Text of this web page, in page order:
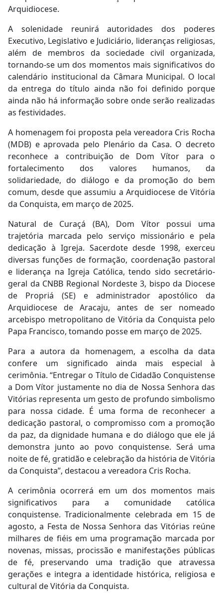
Arquidiocese.
A solenidade reunirá autoridades dos poderes
Executivo, Legislativo e Judiciário, lideranças religiosas,
além de membros da sociedade civil organizada,
tornando-se um dos momentos mais significativos do
calendário institucional da Câmara Municipal. O local
da entrega do título ainda não foi definido porque
ainda não há informação sobre onde serão realizadas
as festividades.
A homenagem foi proposta pela vereadora Cris Rocha
(MDB) e aprovada pelo Plenário da Casa. O decreto
reconhece a contribuição de Dom Vítor para o
fortalecimento dos valores humanos, da
solidariedade, do diálogo e da promoção do bem
comum, desde que assumiu a Arquidiocese de Vitória
da Conquista, em março de 2025.
Natural de Curaçá (BA), Dom Vítor possui uma
trajetória marcada pelo serviço missionário e pela
dedicação à Igreja. Sacerdote desde 1998, exerceu
diversas funções de formação, coordenação pastoral
e liderança na Igreja Católica, tendo sido secretário-
geral da CNBB Regional Nordeste 3, bispo da Diocese
de Propriá (SE) e administrador apostólico da
Arquidiocese de Aracaju, antes de ser nomeado
arcebispo metropolitano de Vitória da Conquista pelo
Papa Francisco, tomando posse em março de 2025.
Para a autora da homenagem, a escolha da data
confere um significado ainda mais especial à
cerimônia. “Entregar o Título de Cidadão Conquistense
a Dom Vítor justamente no dia de Nossa Senhora das
Vitórias representa um gesto de profundo simbolismo
para nossa cidade. É uma forma de reconhecer a
dedicação pastoral, o compromisso com a promoção
da paz, da dignidade humana e do diálogo que ele já
demonstra junto ao povo conquistense. Será uma
noite de fé, gratidão e celebração da história de Vitória
da Conquista”, destacou a vereadora Cris Rocha.
A cerimônia ocorrerá em um dos momentos mais
significativos para a comunidade católica
conquistense. Tradicionalmente celebrada em 15 de
agosto, a Festa de Nossa Senhora das Vitórias reúne
milhares de fiéis em uma programação marcada por
novenas, missas, procissão e manifestações públicas
de fé, preservando uma tradição que atravessa
gerações e integra a identidade histórica, religiosa e
cultural de Vitória da Conquista.